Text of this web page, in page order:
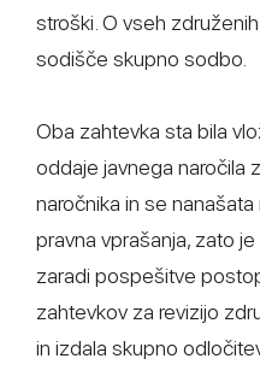
stroški. O vseh
sodišče skupno sodbo.
Oba zahtevka sta bila
oddaje javnega naročila
naročnika in se
pravna vprašanja, zato
zaradi pospešitve
zahtevkov za revizijo
in izdala skupno